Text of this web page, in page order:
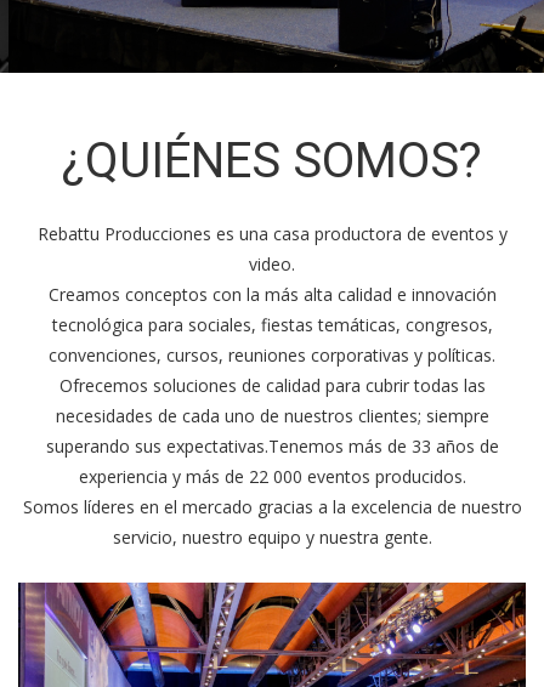
¿QUIÉNES SOMOS?
Rebattu Producciones es una casa productora de eventos y
video.
Creamos conceptos con la más alta calidad e innovación
tecnológica para sociales, fiestas temáticas, congresos,
convenciones, cursos, reuniones corporativas y políticas.
Ofrecemos soluciones de calidad para cubrir todas las
necesidades de cada uno de nuestros clientes; siempre
superando sus expectativas.Tenemos más de 33 años de
experiencia y más de 22 000 eventos producidos.
Somos líderes en el mercado gracias a la excelencia de nuestro
servicio, nuestro equipo y nuestra gente.